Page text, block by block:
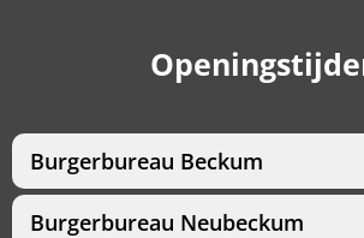
Burgerbureau Beckum
Burgerbureau Neubeckum